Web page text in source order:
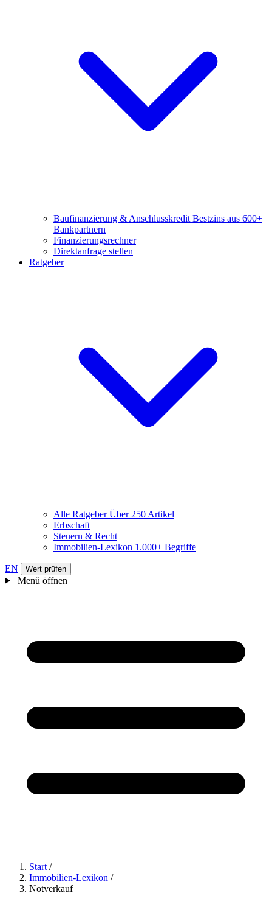
Baufinanzierung & Anschlusskredit Bestzins aus 600+
Bankpartnern
Finanzierungsrechner
Direktanfrage stellen
Ratgeber
Alle RatgeberÜber 250 Artikel
Erbschaft
Steuern & Recht
Immobilien-Lexikon 1.000+ Begriffe
EN Wert prüfen
Menü öffnen
Start /
Immobilien-Lexikon /
Notverkauf